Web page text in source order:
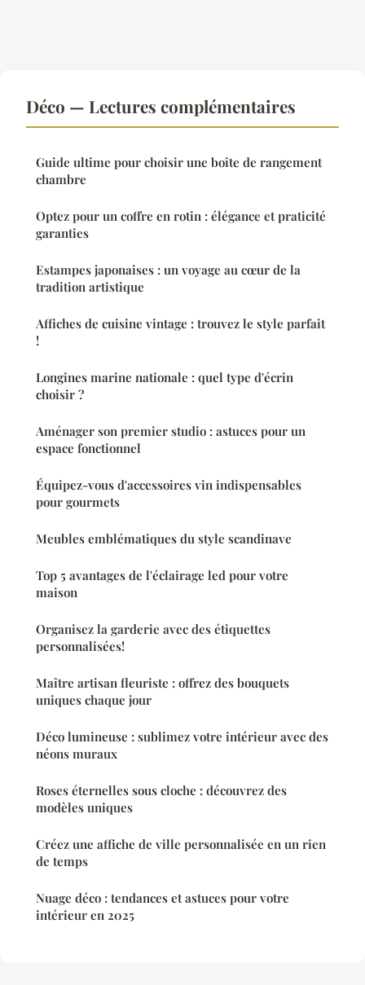
Déco — Lectures complémentaires
Guide ultime pour choisir une boîte de rangement
chambre
Optez pour un coffre en rotin : élégance et praticité
garanties
Estampes japonaises : un voyage au cœur de la
tradition artistique
Affiches de cuisine vintage : trouvez le style parfait
!
Longines marine nationale : quel type d'écrin
choisir ?
Aménager son premier studio : astuces pour un
espace fonctionnel
Équipez-vous d'accessoires vin indispensables
pour gourmets
Meubles emblématiques du style scandinave
Top 5 avantages de l'éclairage led pour votre
maison
Organisez la garderie avec des étiquettes
personnalisées!
Maître artisan fleuriste : offrez des bouquets
uniques chaque jour
Déco lumineuse : sublimez votre intérieur avec des
néons muraux
Roses éternelles sous cloche : découvrez des
modèles uniques
Créez une affiche de ville personnalisée en un rien
de temps
Nuage déco : tendances et astuces pour votre
intérieur en 2025